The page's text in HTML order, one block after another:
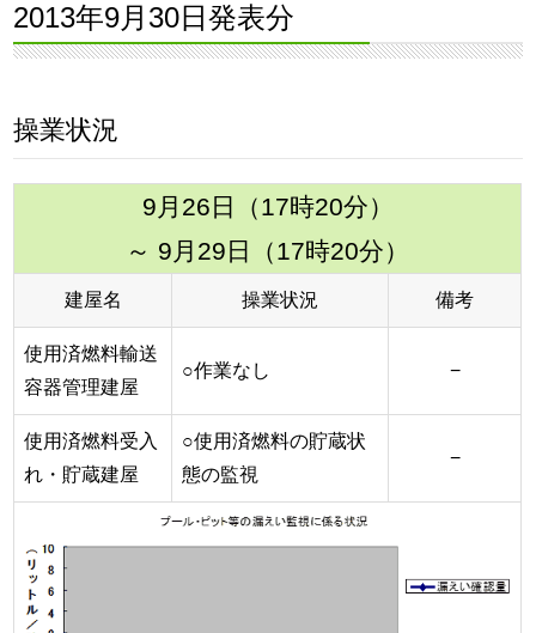
2013年9月30日発表分
操業状況
9月26日（17時20分）
～ 9月29日（17時20分）
建屋名 操業状況 備考
使用済燃料輸送
容器管理建屋
○作業なし −
使用済燃料受入
れ・貯蔵建屋
○使用済燃料の貯蔵状
態の監視
−